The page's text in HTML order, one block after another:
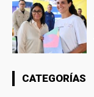
CATEGORÍAS